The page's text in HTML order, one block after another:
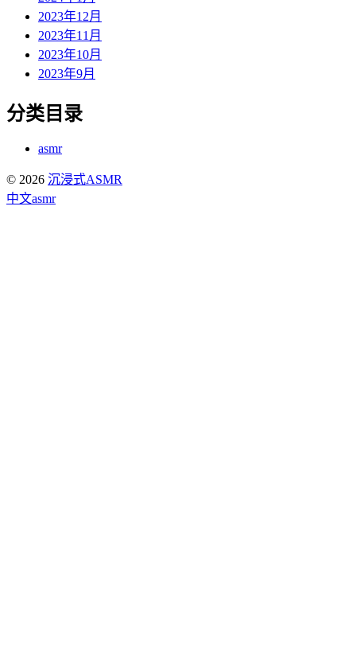
2023年12月
2023年11月
2023年10月
2023年9月
分类目录
asmr
© 2026 沉浸式ASMR
中文asmr